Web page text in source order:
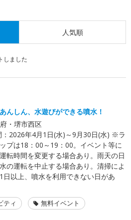
人気順
しました
んしん、水遊びができる噴水！
・堺市西区
2026年4月1日(水)～9月30日(水) ※ラ
プは18：00～19：00。イベント等に
転時間を変更する場合あり。雨天の日
の運転を中止する場合あり。清掃によ
日以上、噴水を利用できない日があ
ティ 無料イベント